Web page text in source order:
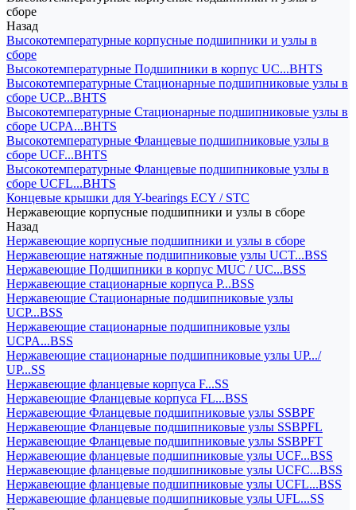
сборе
Назад
Высокотемпературные корпусные подшипники и узлы в
сборе
Высокотемпературные Подшипники в корпус UC...BHTS
Высокотемпературные Стационарные подшипниковые узлы в
сборе UCP...BHTS
Высокотемпературные Стационарные подшипниковые узлы в
сборе UCPA...BHTS
Высокотемпературные Фланцевые подшипниковые узлы в
сборе UCF...BHTS
Высокотемпературные Фланцевые подшипниковые узлы в
сборе UCFL...BHTS
Концевые крышки для Y-bearings ECY / STC
Нержавеющие корпусные подшипники и узлы в сборе
Назад
Нержавеющие корпусные подшипники и узлы в сборе
Нержавеющие натяжные подшипниковые узлы UCT...BSS
Нержавеющие Подшипники в корпус MUC / UC...BSS
Нержавеющие стационарные корпуса P...BSS
Нержавеющие Стационарные подшипниковые узлы
UCP...BSS
Нержавеющие стационарные подшипниковые узлы
UCPA...BSS
Нержавеющие стационарные подшипниковые узлы UP.../
UP...SS
Нержавеющие фланцевые корпуса F...SS
Нержавеющие Фланцевые корпуса FL...BSS
Нержавеющие Фланцевые подшипниковые узлы SSBPF
Нержавеющие Фланцевые подшипниковые узлы SSBPFL
Нержавеющие Фланцевые подшипниковые узлы SSBPFT
Нержавеющие фланцевые подшипниковые узлы UCF...BSS
Нержавеющие фланцевые подшипниковые узлы UCFC...BSS
Нержавеющие фланцевые подшипниковые узлы UCFL...BSS
Нержавеющие фланцевые подшипниковые узлы UFL...SS